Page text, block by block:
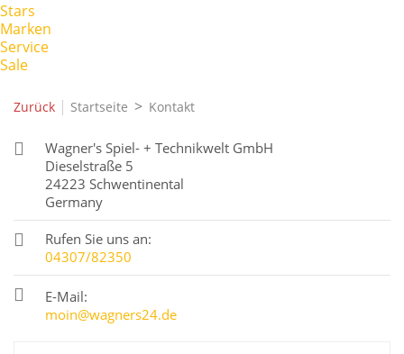
Stars
Marken
Service
Sale
Zurück | Startseite Kontakt

Wagner's Spiel- + Technikwelt GmbH
Dieselstraße 5
24223 Schwentinental
Germany

Rufen Sie uns an:
04307/82350

E-Mail:
moin@wagners24.de